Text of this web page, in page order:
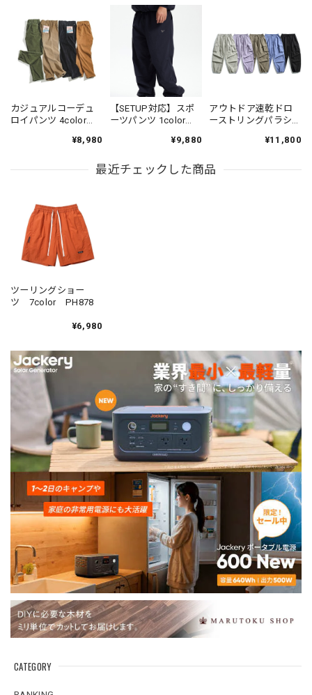
CATEGORY
カジュアルコーデュ
ロイパンツ 4color
¥8,980
【SETUP対応】スポ
ーツパンツ 1color
¥9,880
アウトドア速乾ドロ
ーストリングパラシ
¥11,800
最近チェックした商品
ツーリングショー
ツ 7color PH878
¥6,980